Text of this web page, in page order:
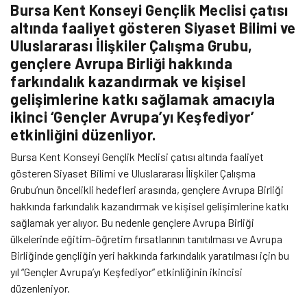
Bursa Kent Konseyi Gençlik Meclisi çatısı
altında faaliyet gösteren Siyaset Bilimi ve
Uluslararası İlişkiler Çalışma Grubu,
gençlere Avrupa Birliği hakkında
farkındalık kazandırmak ve kişisel
gelişimlerine katkı sağlamak amacıyla
ikinci ‘Gençler Avrupa’yı Keşfediyor’
etkinliğini düzenliyor.
Bursa Kent Konseyi Gençlik Meclisi çatısı altında faaliyet
gösteren Siyaset Bilimi ve Uluslararası İlişkiler Çalışma
Grubu’nun öncelikli hedefleri arasında, gençlere Avrupa Birliği
hakkında farkındalık kazandırmak ve kişisel gelişimlerine katkı
sağlamak yer alıyor. Bu nedenle gençlere Avrupa Birliği
ülkelerinde eğitim-öğretim fırsatlarının tanıtılması ve Avrupa
Birliğinde gençliğin yeri hakkında farkındalık yaratılması için bu
yıl “Gençler Avrupa’yı Keşfediyor” etkinliğinin ikincisi
düzenleniyor.